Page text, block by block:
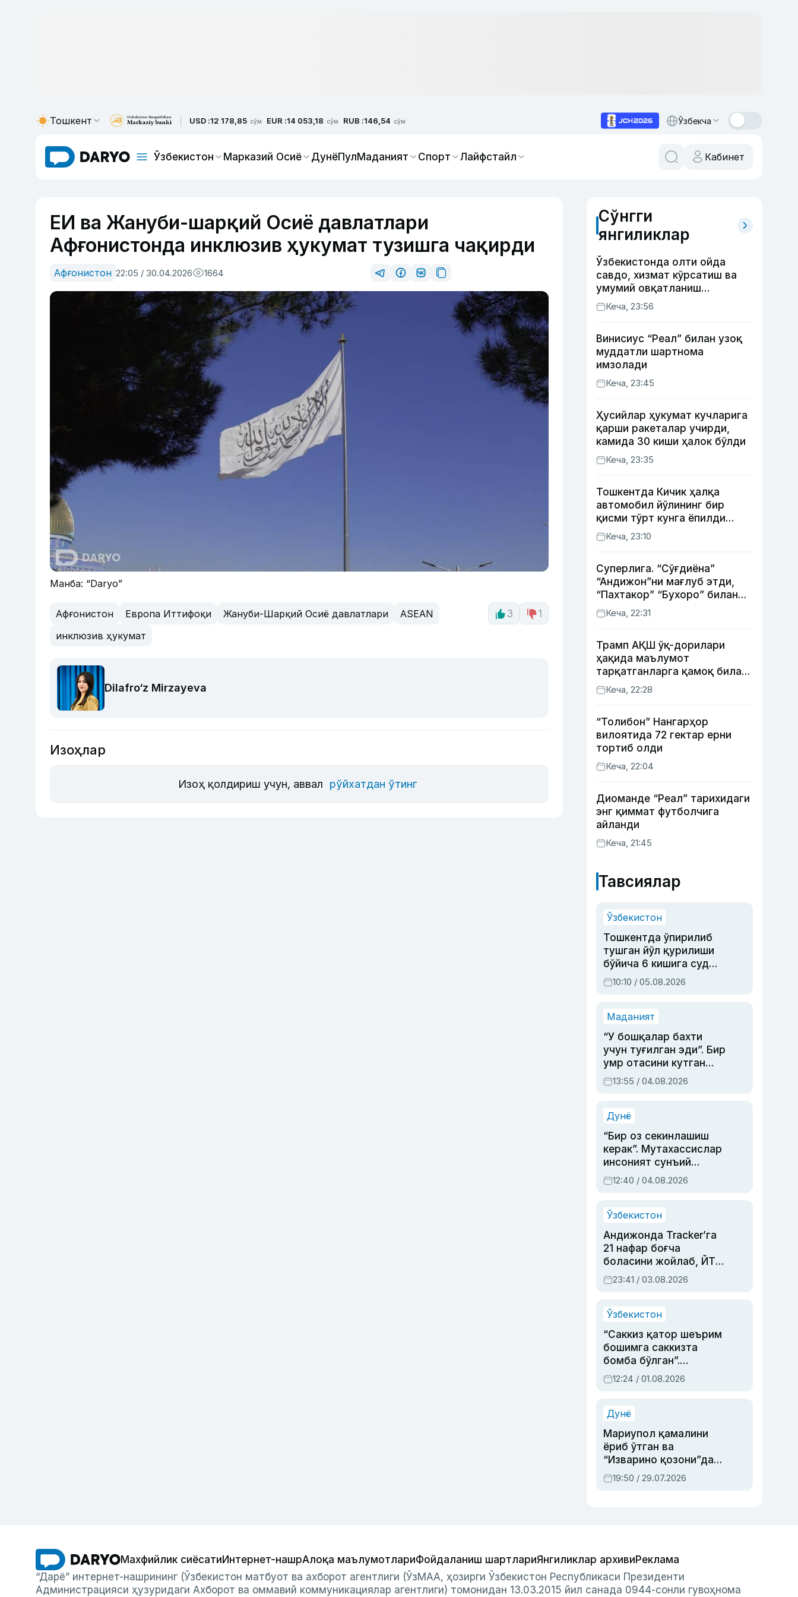
Тошкент USD :12 178,85 сўм EUR :14 053,18 сўм RUB :146,54 сўм Ўзбекча
Ўзбекистон Марказий Осиё ДунёПулМаданият Спорт Лайфстайл Кабинет
ЕИ ва Жануби-шарқий Осиё давлатлари
Афғонистонда инклюзив ҳукумат тузишга чақирди
Афғонистон 22:05 / 30.04.2026 1664
Манба: “Daryo”
Афғонистон Европа Иттифоқи Жануби-Шарқий Осиё давлатлари
ASEAN
инклюзив ҳукумат
3 1
Dilafro‘z Mirzayeva
Изоҳлар
Изоҳ қолдириш учун, аввал рўйхатдан ўтинг
Сўнгги
янгиликлар
Ўзбекистонда олти ойда
савдо, хизмат кўрсатиш ва
умумий овқатланиш
корхоналари қанча солиқ
тўлагани очиқланди
Кеча, 23:56
Винисиус “Реал” билан узоқ
муддатли шартнома
имзолади
Кеча, 23:45
Ҳусийлар ҳукумат кучларига
қарши ракеталар учирди,
камида 30 киши ҳалок бўлди
Кеча, 23:35
Тошкентда Кичик ҳалқа
автомобил йўлининг бир
қисми тўрт кунга ёпилди
(харита)
Кеча, 23:10
Суперлига. “Сўғдиёна”
“Андижон”ни мағлуб этди,
“Пахтакор” “Бухоро” билан
жанговар дуранг қайд этди
Кеча, 22:31
Трамп АҚШ ўқ-дорилари
ҳақида маълумот
тарқатганларга қамоқ билан
таҳдид қилди
Кеча, 22:28
“Толибон” Нангарҳор
вилоятида 72 гектар ерни
тортиб олди
Кеча, 22:04
Диоманде “Реал” тарихидаги
энг қиммат футболчига
айланди
Кеча, 21:45
Тавсиялар
Ўзбекистон
Тошкентда ўпирилиб
тушган йўл қурилиши
бўйича 6 кишига суд
ҳукми ўқилди
10:10 / 05.08.2026
Маданият
“У бошқалар бахти
учун туғилган эди”. Бир
умр отасини кутган
актриса ва дубльяж
устаси Римма
синовларга тўла ҳаёти
13:55 / 04.08.2026
Дунё
“Бир оз секинлашиш
керак”. Мутахассислар
инсоният сунъий
интеллектни бошқара
олмай қолишидан
12:40 / 04.08.2026
Ўзбекистон
Андижонда Tracker’га
21 нафар боғча
боласини жойлаб, ЙТҲ
содир этган аёлга суд
ҳукми ўқилди
23:41 / 03.08.2026
Ўзбекистон
“Саккиз қатор шеърим
бошимга саккизта
бомба бўлган”.
Абдулла Ориповни
сиёсий айбловлардан
12:24 / 01.08.2026
Дунё
Мариупол қамалини
ёриб ўтган ва
“Изварино қозони”дан
чиққан қаҳрамон —
Украина армияси бош
19:50 / 29.07.2026
Махфийлик сиёсатиИнтернет-нашрАлоқа маълумотлариФойдаланиш шартлариЯнгиликлар архивиРеклама
“Дарё” интернет-нашрининг (Ўзбекистон матбуот ва ахборот агентлиги (ЎзМАА, ҳозирги Ўзбекистон Республикаси Президенти
Администрацияси ҳузуридаги Ахборот ва оммавий коммуникациялар агентлиги) томонидан 13.03.2015 йил санада 0944-сонли гувоҳнома